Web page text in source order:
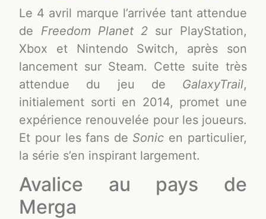
Le 4 avril marque l’arrivée tant attendue
de Freedom Planet 2 sur PlayStation,
Xbox et Nintendo Switch, après son
lancement sur Steam. Cette suite très
attendue du jeu de GalaxyTrail,
initialement sorti en 2014, promet une
expérience renouvelée pour les joueurs.
Et pour les fans de Sonic en particulier,
la série s’en inspirant largement.
Avalice au pays de
Merga